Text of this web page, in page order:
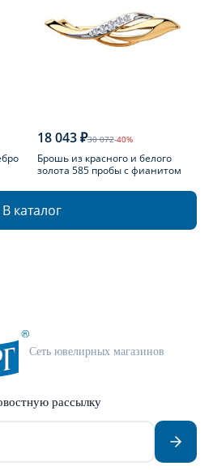
18 043 ₽30 072-40%
Брошь из красного и белого
золота 585 пробы с фианитом
В каталог
Сеть ювелирных магазинов
рассылку